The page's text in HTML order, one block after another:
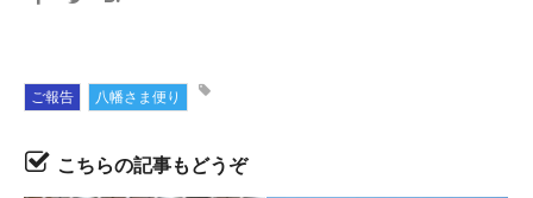
ご報告 八幡さま便り
こちらの記事もどうぞ